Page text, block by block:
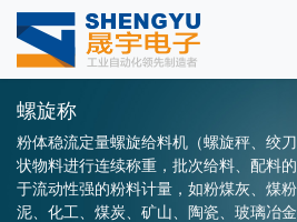
螺旋称
粉体稳流定量螺旋给料机（螺旋秤、绞
状物料进行连续称重，批次给料、配料
于流动性强的粉料计量，如粉煤灰、煤
泥、化工、煤炭、矿山、陶瓷、玻璃冶